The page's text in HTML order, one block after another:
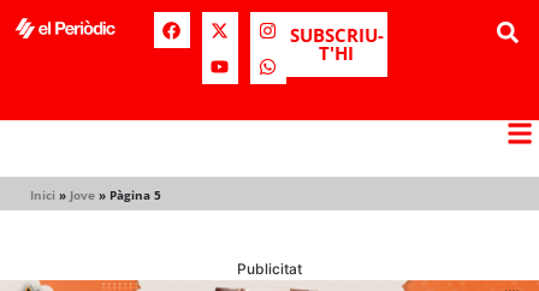
SUBSCRIU-
T'HI
Inici » Jove » Pàgina 5
Publicitat